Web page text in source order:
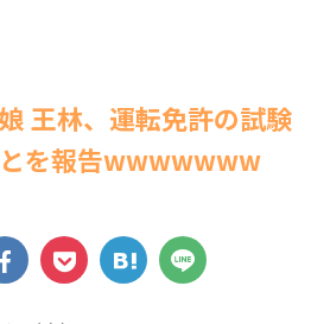
まと
美味し
/ 気
式、謝
ンテナ
互
【為替相場】為替介入により一時
1ドル157円台 しかし戻しも... / にゅー
すなう！ まとめアンテナ (7/30
22:16)
(7/30 22:06)
海外「日本よ、お前がナンバーワ
「OS☆K」の南み
ゆかさんが、6月
20日発売のマンガ
に登場した。 南さ
んは2005年10月10
ルミライ』（講談
部を売り上げ、
ングジャンル別
「写真集」で共に2
王林、運転免許の試験
を報告wwwwwww